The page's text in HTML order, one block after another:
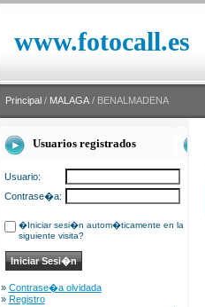
www.fotocall.es
Principal / MALAGA / BENALMADENA
Usuarios registrados
Usuario:
Contrase�a:
�Iniciar sesi�n autom�ticamente en la
siguiente visita?
» Contrase�a olvidada
» Registro